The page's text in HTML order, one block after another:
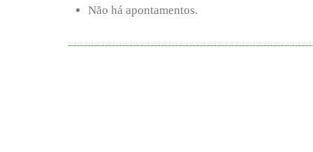
Não há apontamentos.